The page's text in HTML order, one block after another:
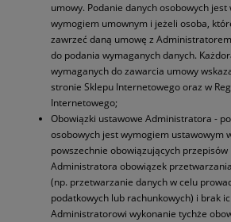
umowy. Podanie danych osobowych
wymogiem umownym i jeżeli osoba,
zawrzeć daną umowę z
do podania wymaganych danych.
wymaganych do zawarcia umowy
stronie Sklepu Internetowego oraz w
Internetowego;
Obowiązki ustawowe Administratora -
osobowych jest wymogiem ustawowym
powszechnie obowiązujących przepisów
Administratora obowiązek
(np. przetwarzanie danych w celu
podatkowych lub rachunkowych) i brak
Administratorowi wykonanie tychże